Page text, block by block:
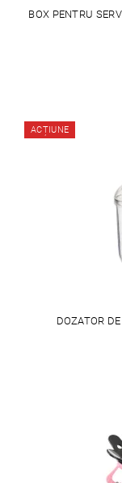
BOX PENTRU
ACȚIUNE
DOZATOR